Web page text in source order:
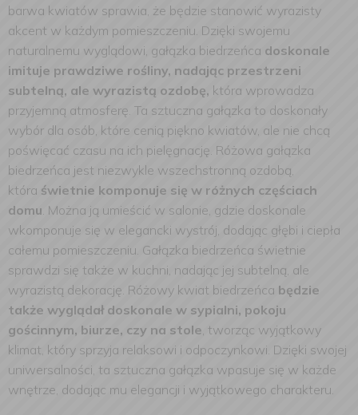
barwa kwiatów sprawia, że będzie stanowić wyrazisty
akcent w każdym pomieszczeniu. Dzięki swojemu
naturalnemu wyglądowi, gałązka biedrzeńca doskonale
imituje prawdziwe rośliny, nadając przestrzeni
subtelną, ale wyrazistą ozdobę, która wprowadza
przyjemną atmosferę. Ta sztuczna gałązka to doskonały
wybór dla osób, które cenią piękno kwiatów, ale nie chcą
poświęcać czasu na ich pielęgnację. Różowa gałązka
biedrzeńca jest niezwykle wszechstronną ozdobą,
która świetnie komponuje się w różnych częściach
domu. Można ją umieścić w salonie, gdzie doskonale
wkomponuje się w elegancki wystrój, dodając głębi i ciepła
całemu pomieszczeniu. Gałązka biedrzeńca świetnie
sprawdzi się także w kuchni, nadając jej subtelną, ale
wyrazistą dekorację. Różowy kwiat biedrzeńca będzie
także wyglądał doskonale w sypialni, pokoju
gościnnym, biurze, czy na stole, tworząc wyjątkowy
klimat, który sprzyja relaksowi i odpoczynkowi. Dzięki swojej
uniwersalności, ta sztuczna gałązka wpasuje się w każde
wnętrze, dodając mu elegancji i wyjątkowego charakteru.